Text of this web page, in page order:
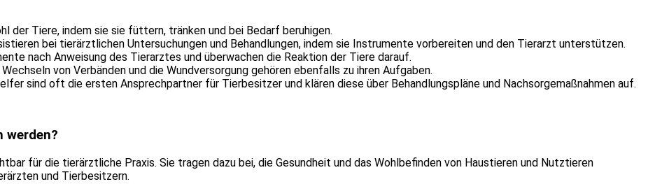
der Tiere, indem sie sie füttern, tränken und bei Bedarf beruhigen.
bei tierärztlichen Untersuchungen und Behandlungen, indem sie Instrumente vorbereiten und den Tierarzt unterstützen.
nach Anweisung des Tierarztes und überwachen die Reaktion der Tiere darauf.
von Verbänden und die Wundversorgung gehören ebenfalls zu ihren Aufgaben.
sind oft die ersten Ansprechpartner für Tierbesitzer und klären diese über Behandlungspläne und Nachsorgemaßnahmen auf.
werden?
für die tierärztliche Praxis. Sie tragen dazu bei, die Gesundheit und das Wohlbefinden von Haustieren und Nutztieren
und Tierbesitzern.